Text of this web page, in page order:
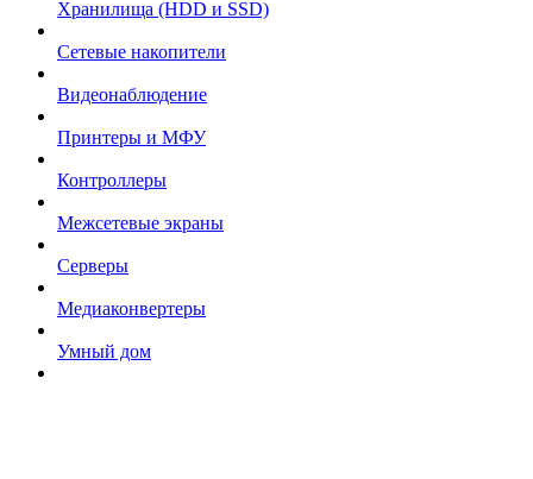
Хранилища (HDD и SSD)
Сетевые накопители
Видеонаблюдение
Принтеры и МФУ
Контроллеры
Межсетевые экраны
Серверы
Медиаконвертеры
Умный дом